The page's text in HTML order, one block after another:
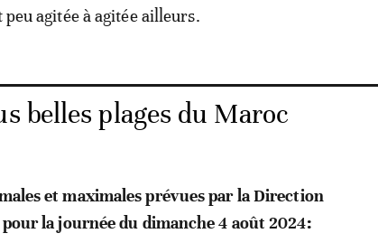
agitée à agitée ailleurs.
belles plages du Maroc
et maximales prévues par la Direction
la journée du dimanche 4 août 2024: